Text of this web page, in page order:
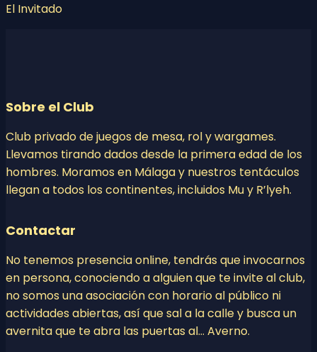
El Invitado
Sobre el Club
Club privado de juegos de mesa, rol y wargames.
Llevamos tirando dados desde la primera edad de los
hombres. Moramos en Málaga y nuestros tentáculos
llegan a todos los continentes, incluidos Mu y R’lyeh.
Contactar
No tenemos presencia online, tendrás que invocarnos
en persona, conociendo a alguien que te invite al club,
no somos una asociación con horario al público ni
actividades abiertas, así que sal a la calle y busca un
avernita que te abra las puertas al… Averno.